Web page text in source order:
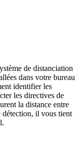
de distanciation
dans votre bureau
identifier les
les directives de
la distance entre
détection, il vous tient